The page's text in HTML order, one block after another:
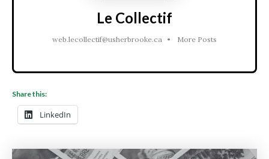
Le Collectif
web.lecollectif@usherbrooke.ca • More Posts
Share this:
LinkedIn